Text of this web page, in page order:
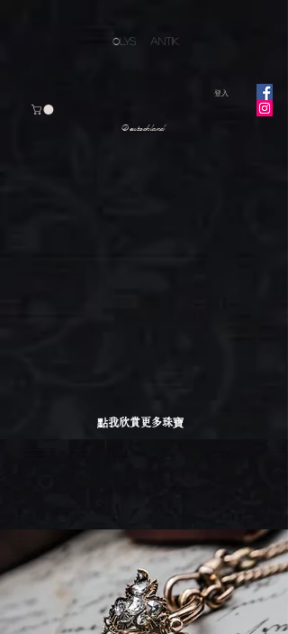
OLYS ANTIK
登入
Deutschland
點我欣賞更多珠寶